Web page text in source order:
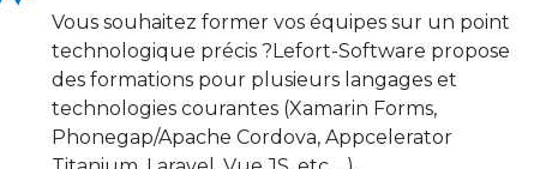
Vous souhaitez former vos équipes sur un point
technologique précis ?Lefort-Software propose
des formations pour plusieurs langages et
technologies courantes (Xamarin Forms,
Phonegap/Apache Cordova, Appcelerator